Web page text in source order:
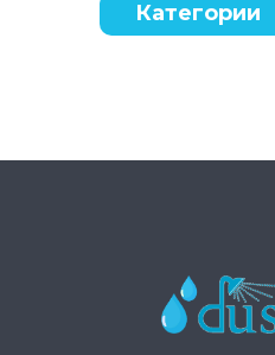
Категории